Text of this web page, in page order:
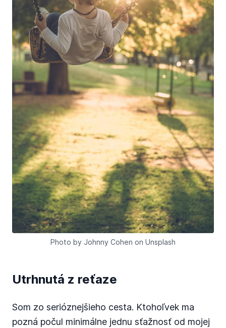
Photo by Johnny Cohen on Unsplash
Utrhnutá z reťaze
Som zo serióznejšieho cesta. Ktohoľvek ma
pozná počul minimálne jednu sťažnosť od mojej